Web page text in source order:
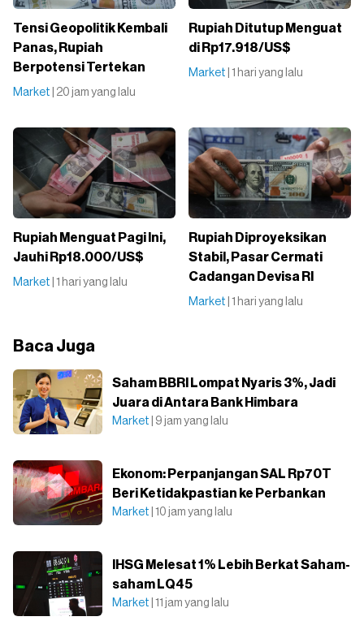
Tensi Geopolitik Kembali
Panas, Rupiah
Berpotensi Tertekan
Market | 20 jam yang lalu
Rupiah Ditutup Menguat
di Rp17.918/US$
Market | 1 hari yang lalu
Rupiah Menguat Pagi Ini,
Jauhi Rp18.000/US$
Market | 1 hari yang lalu
Rupiah Diproyeksikan
Stabil, Pasar Cermati
Cadangan Devisa RI
Market | 1 hari yang lalu
Baca Juga
Saham BBRI Lompat Nyaris 3%, Jadi
Juara di Antara Bank Himbara
Market | 9 jam yang lalu
Ekonom: Perpanjangan SAL Rp70T
Beri Ketidakpastian ke Perbankan
Market | 10 jam yang lalu
IHSG Melesat 1% Lebih Berkat Saham-
saham LQ45
Market | 11 jam yang lalu